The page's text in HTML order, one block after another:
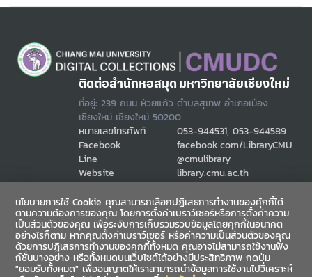
ติดต่อสำนักหอสมุด มหาวิทยาลัยเชียงใหม่
ที่อยู่: 239 ถนน ห้วยแก้ว ตำบลสุเทพ อำเภอเมือง
เชียงใหม่ เชียงใหม่ 50200
หมายเลขโทรศัพท์ 053-944531, 053-944589
Facebook
facebook.com/LibraryCMU
Line
@cmulibrary
Website
library.cmu.ac.th
ช่องทางสื่อสาร
นโยบายการใช้ Cookie คุณสามารถเลือกปฏิเสธการทำงานของคุ้กกี้ได้
ตามความต้องการของคุณ โดยการตั้งค่าเบราว์เซอร์หรือการตั้งค่าความ
เป็นส่วนตัวของคุณ เพื่อระงับการเก็บรวมรวบข้อมูลโดยคุกกี้ในอนาคต
อย่างไรก็ตาม หากคุณตั้งค่าเบราว์เซอร์ หรือค่าความเป็นส่วนตัวของคุณ
ด้วยการปฎิเสธการทำงานของคุกกี้ทั้งหมด คุณอาจไม่สามารถใช้งานฟัง
ก์ชั่นบางอย่าง หรือทั้งหมดบนเว็บไซต์ได้อย่างมีประสิทธิภาพ กดปุ่ม
"ยอมรับทั้งหมด" เพื่ออนุญาตให้เราสามารถนำข้อมูลการใช้งานไปวิเคราะห์